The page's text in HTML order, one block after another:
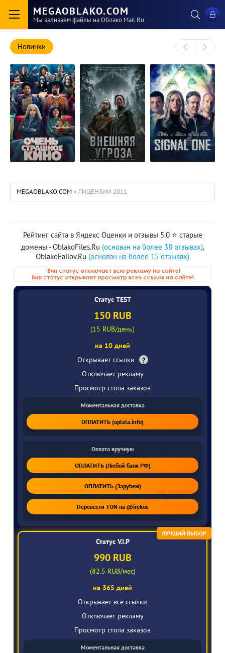
MEGAOBLAKO.COM
Мы заливаем файлы на Облако Mail.Ru
Новинки
Movie
(2026/WEB-
MEGAOBLAKO.COM» ЛИЦЕНЗИИ 2011
Рейтинг сайта в Яндекс Оценки и отзывы 5.0 ⭐️ старые
домены - OblakoFiles.Ru (основан на более 38 отзывах),
OblakoFailov.Ru (основан на более 15 отзывах)
Статус TEST
150 RUB
(15 RUB/день)
на 10 дней
Открывает ссылки
?
Отключает рекламу
Просмотр стола заказов
Моментальная доставка
ОПЛАТИТЬ (oplata.info)
Оплата вручную
ОПЛАТИТЬ (Любой банк РФ)
ОПЛАТИТЬ (Зарубеж)
Перевести TON на @irekos
ЛУЧШИЙ ВЫБОР
Статус V.I.P
990 RUB
(82.5 RUB/мес)
на 365 дней
Открывает все ссылки
Отключает рекламу
Просмотр стола заказов
Моментальная доставка